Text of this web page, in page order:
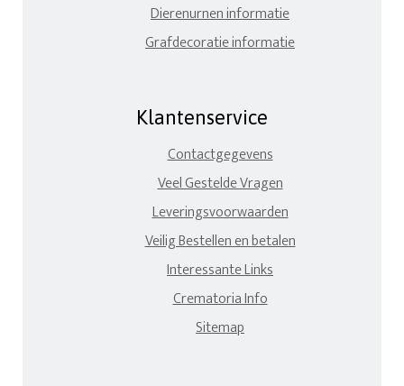
Dierenurnen informatie
Grafdecoratie informatie
Klantenservice
Contactgegevens
Veel Gestelde Vragen
Leveringsvoorwaarden
Veilig Bestellen en betalen
Interessante Links
Crematoria Info
Sitemap